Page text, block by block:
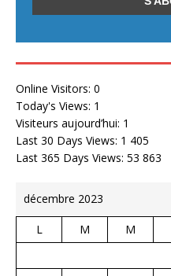
Online Visitors: 0
Today's Views: 1
Visiteurs aujourd’hui: 1
Last 30 Days Views: 1 405
Last 365 Days Views: 53 863
décembre 2023
L M M